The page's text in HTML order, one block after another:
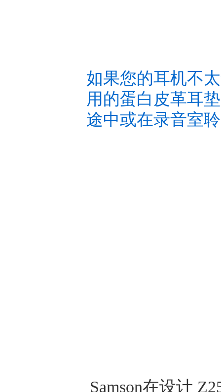
如果您的耳机不
用的蛋白皮革耳
途中或在录音室
Samson在设计